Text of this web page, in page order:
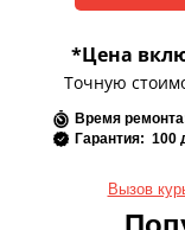
*Цена
Точную
Время
Гарантия: 100
Вызов